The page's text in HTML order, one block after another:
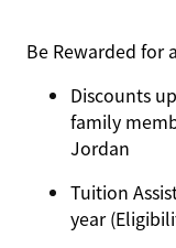
Be Rewarded for
Discounts
family
Jordan
Tuition
year